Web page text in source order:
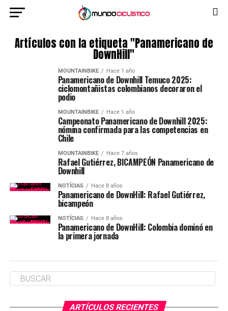
Artículos con la etiqueta "Panamericano de
DownHill"
MOUNTAINBIKE Hace 1 año
Panamericano de Downhill Temuco 2025:
ciclomontañistas colombianos decoraron el
podio
MOUNTAINBIKE Hace 1 año
Campeonato Panamericano de Downhill 2025:
nómina confirmada para las competencias en
Chile
MOUNTAINBIKE Hace 7 años
Rafael Gutiérrez, BICAMPEÓN Panamericano de
Downhill
NOTÍCIAS Hace 8 años
Panamericano de DownHill: Rafael Gutiérrez,
bicampeón
NOTÍCIAS Hace 8 años
Panamericano de DownHill: Colombia dominó en
la primera jornada
ARTÍCULOS RECIENTES